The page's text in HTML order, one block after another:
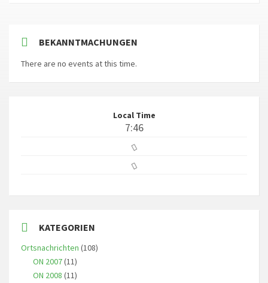
BEKANNTMACHUNGEN
There are no events at this time.
Local Time
7:46
KATEGORIEN
Ortsnachrichten (108)
ON 2007(11)
ON 2008 (11)